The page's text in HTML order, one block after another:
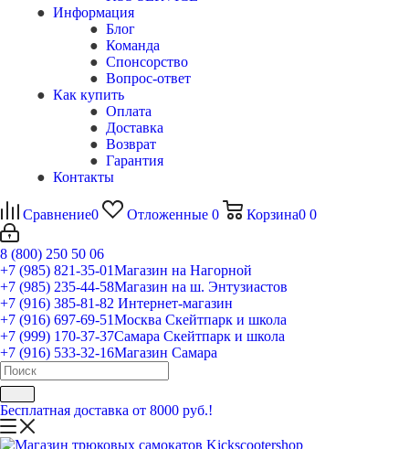
Информация
Блог
Команда
Спонсорство
Вопрос-ответ
Как купить
Оплата
Доставка
Возврат
Гарантия
Контакты
Сравнение0 Отложенные 0 Корзина0 0
8 (800) 250 50 06
+7 (985) 821-35-01Магазин на Нагорной
+7 (985) 235-44-58Магазин на ш. Энтузиастов
+7 (916) 385-81-82 Интернет-магазин
+7 (916) 697-69-51Москва Скейтпарк и школа
+7 (999) 170-37-37Самара Скейтпарк и школа
+7 (916) 533-32-16Магазин Самара
Бесплатная доставка от 8000 руб.!